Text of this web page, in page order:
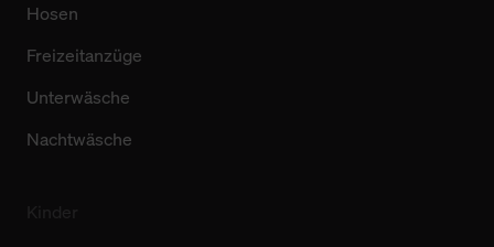
Hosen
Freizeitanzüge
Unterwäsche
Nachtwäsche